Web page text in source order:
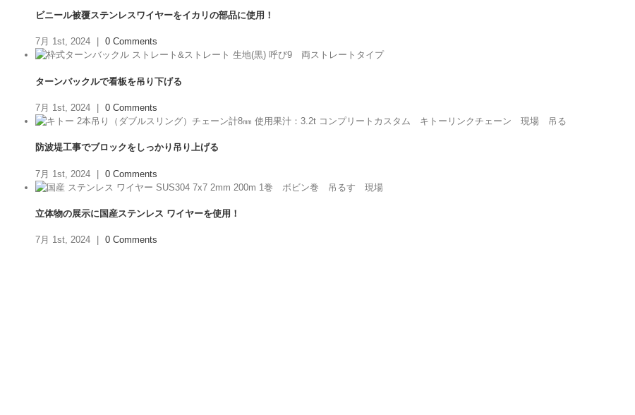
ビニール被覆ステンレスワイヤーをイカリの部品に使用！
7月 1st, 2024 0 Comments
ターンバックルで看板を吊り下げる
7月 1st, 2024 0 Comments
防波堤工事でブロックをしっかり吊り上げる
7月 1st, 2024 | 0 Comments
立体物の展示に国産ステンレス ワイヤーを使用！
7月 1st, 2024 0 Comments